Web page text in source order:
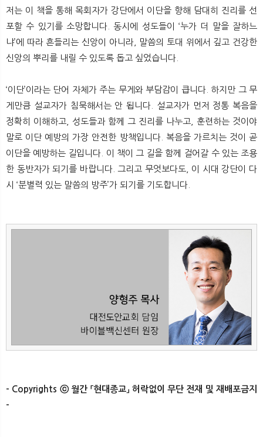
저는 이 책을 통해 목회자가 강단에서 이단을 향해 담대히 진리를 선
포할 수 있기를 소망합니다. 동시에 성도들이 ‘누가 더 말을 잘하느
냐’에 따라 흔들리는 신앙이 아니라, 말씀의 토대 위에서 깊고 건강한
신앙의 뿌리를 내릴 수 있도록 돕고 싶었습니다.
‘이단’이라는 단어 자체가 주는 무게와 부담감이 큽니다. 하지만 그 무
게만큼 설교자가 침묵해서는 안 됩니다. 설교자가 먼저 정통 복음을
정확히 이해하고, 성도들과 함께 그 진리를 나누고, 훈련하는 것이야
말로 이단 예방의 가장 안전한 방책입니다. 복음을 가르치는 것이 곧
이단을 예방하는 길입니다. 이 책이 그 길을 함께 걸어갈 수 있는 조용
한 동반자가 되기를 바랍니다. 그리고 무엇보다도, 이 시대 강단이 다
시 ‘분별력 있는 말씀의 방주’가 되기를 기도합니다.​
- Copyrights ⓒ 월간 「현대종교」 허락없이 무단 전재 및 재배포금지
-